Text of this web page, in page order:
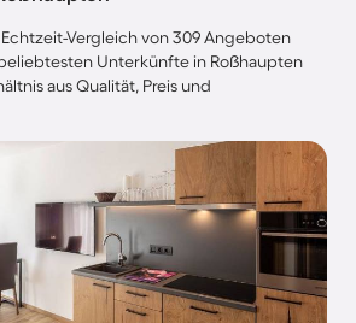
Vergleich von 309 Angeboten
Unterkünfte in Roßhaupten
aus Qualität, Preis und